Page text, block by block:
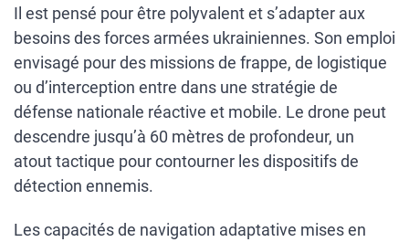
Il est pensé pour être polyvalent et s’adapter aux
besoins des forces armées ukrainiennes. Son emploi
envisagé pour des missions de frappe, de logistique
ou d’interception entre dans une stratégie de
défense nationale réactive et mobile. Le drone peut
descendre jusqu’à 60 mètres de profondeur, un
atout tactique pour contourner les dispositifs de
détection ennemis.
Les capacités de navigation adaptative mises en